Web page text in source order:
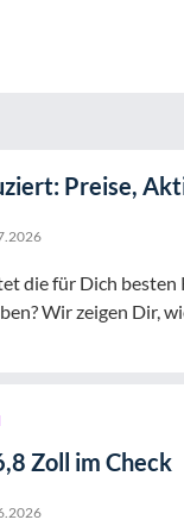
Preise,
die für Dich
Wir zeigen Dir,
Zoll im Check